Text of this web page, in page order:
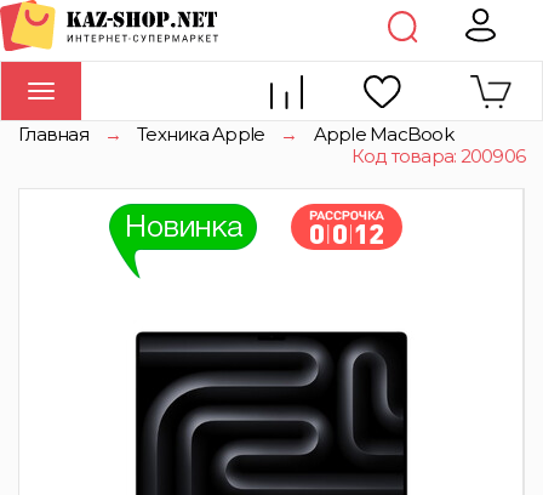
Toggle
navigation
Главная → Техника Apple →
Apple MacBook
Код товара: 200906